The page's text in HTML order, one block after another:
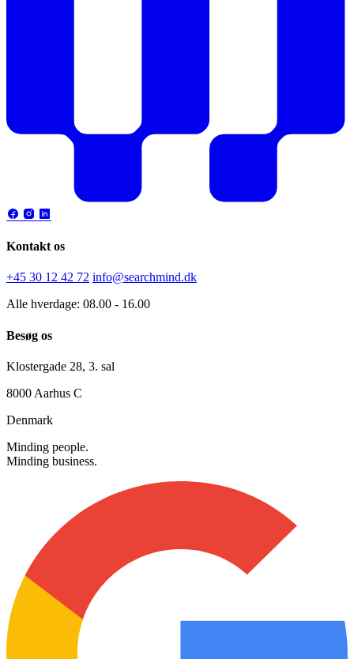
Kontakt os
+45 30 12 42 72 info@searchmind.dk
Alle hverdage: 08.00 - 16.00
Besøg os
Klostergade 28, 3. sal
8000 Aarhus C
Denmark